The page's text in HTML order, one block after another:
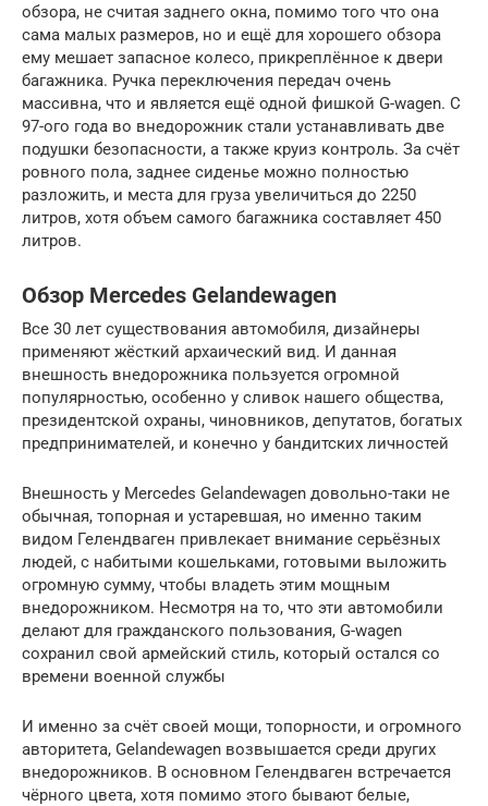
обзора, не считая заднего окна, помимо того что она
сама малых размеров, но и ещё для хорошего обзора
ему мешает запасное колесо, прикреплённое к двери
багажника. Ручка переключения передач очень
массивна, что и является ещё одной фишкой G-wagen. С
97-ого года во внедорожник стали устанавливать две
подушки безопасности, а также круиз контроль. За счёт
ровного пола, заднее сиденье можно полностью
разложить, и места для груза увеличиться до 2250
литров, хотя объем самого багажника составляет 450
литров.
Обзор Mercedes Gelandewagen
Все 30 лет существования автомобиля, дизайнеры
применяют жёсткий архаический вид. И данная
внешность внедорожника пользуется огромной
популярностью, особенно у сливок нашего общества,
президентской охраны, чиновников, депутатов, богатых
предпринимателей, и конечно у бандитских личностей
Внешность у Mercedes Gelandewagen довольно-таки не
обычная, топорная и устаревшая, но именно таким
видом Гелендваген привлекает внимание серьёзных
людей, с набитыми кошельками, готовыми выложить
огромную сумму, чтобы владеть этим мощным
внедорожником. Несмотря на то, что эти автомобили
делают для гражданского пользования, G-wagen
сохранил свой армейский стиль, который остался со
времени военной службы
И именно за счёт своей мощи, топорности, и огромного
авторитета, Gelandewagen возвышается среди других
внедорожников. В основном Гелендваген встречается
чёрного цвета, хотя помимо этого бывают белые,